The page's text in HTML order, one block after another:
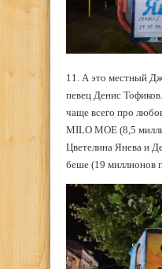
11. А это местный
певец Денис
чаще всего про
MILO MOE (8,5
Цветелина Янева и
беше (19 миллионов